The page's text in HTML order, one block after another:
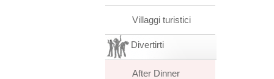
Villaggi turistici
Divertirti
After Dinner